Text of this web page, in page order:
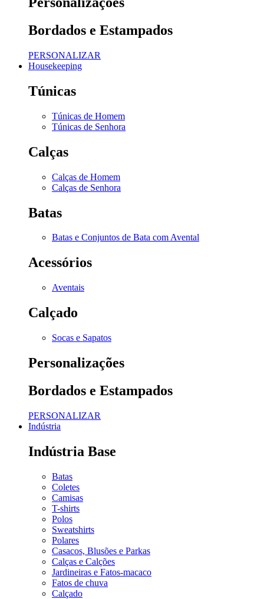
Bordados e Estampados
PERSONALIZAR
Housekeeping
Túnicas
Túnicas de Homem
Túnicas de Senhora
Calças
Calças de Homem
Calças de Senhora
Batas
Batas e Conjuntos de Bata com Avental
Acessórios
Aventais
Calçado
Socas e Sapatos
Personalizações
Bordados e Estampados
PERSONALIZAR
Indústria
Indústria Base
Batas
Coletes
Camisas
T-shirts
Polos
Sweatshirts
Polares
Casacos, Blusões e Parkas
Calças e Calções
Jardineiras e Fatos-macaco
Fatos de chuva
Calçado